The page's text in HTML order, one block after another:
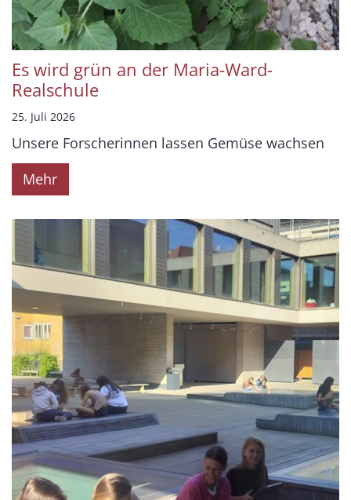
Es wird grün an der Maria-Ward-
Realschule
25. Juli 2026
Unsere Forscherinnen lassen Gemüse wachsen
Mehr